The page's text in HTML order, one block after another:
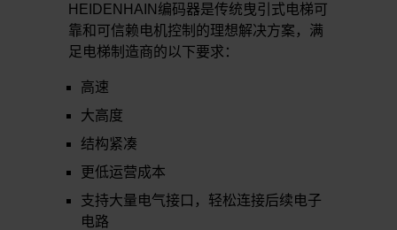
HEIDENHAIN编码器是传统曳引式电梯可
靠和可信赖电机控制的理想解决方案，满
足电梯制造商的以下要求：
高速
大高度
结构紧凑
更低运营成本
支持大量电气接口，轻松连接后续电子
电路